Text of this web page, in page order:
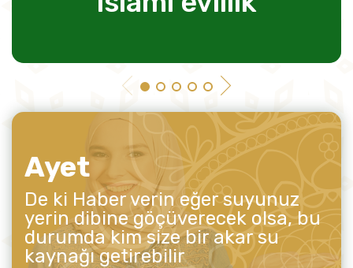
Ayet
De ki Haber verin eğer suyunuz
yerin dibine göçüverecek olsa, bu
durumda kim size bir akar su
kaynağı getirebilir